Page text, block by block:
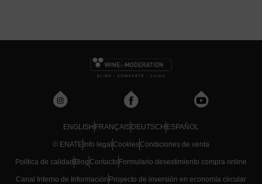
ENGLISH FRANÇAIS DEUTSCH ESPAÑOL
© ENATE Info legal CookiesCondiciones de venta
Política de calidad BlogContacto Formulario desestimiento compra online
Canal Interno de Información Proyecto de inversión en economía circular